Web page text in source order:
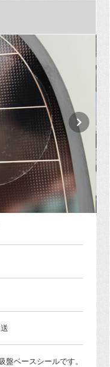
送
盤ベースシールです。